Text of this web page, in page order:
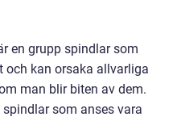
en grupp spindlar som
kan orsaka allvarliga
man blir biten av dem.
som anses vara